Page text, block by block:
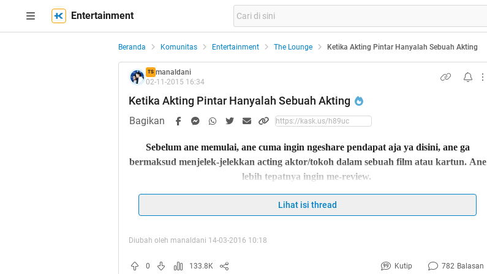
Entertainment
Beranda Komunitas Entertainment The Lounge Ketika Akting Pintar Hanyalah Sebuah Akting
TS manaldani
02-11-2015 16:34
Ketika Akting Pintar Hanyalah Sebuah Akting
Bagikan
Sebelum ane memulai, ane cuma ingin ngeshare pendapat aja ya disini, ane ga
bermaksud menjelek-jelekkan acting aktor/tokoh dalam sebuah film atau kartun. Ane
lebih tepatnya ingin me-review.
utama karena banyak aktor hebat yang improvisasi dan ga sekedar jadi boneka yg
Lihat isi thread
Diubah oleh manaldani 14-03-2016 10:18
0 133.8K Kutip 782 Balasan